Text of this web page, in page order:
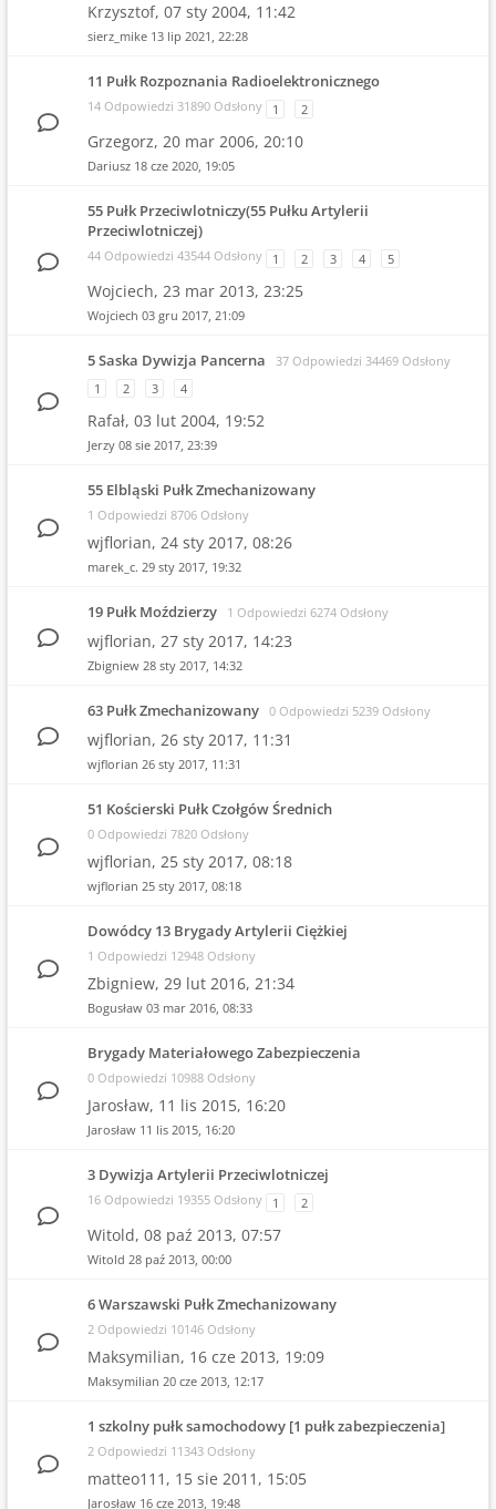
Krzysztof, 07 sty 2004, 11:42
sierz_mike 13 lip 2021, 22:28
11 Pułk Rozpoznania Radioelektronicznego
14 Odpowiedzi 31890 Odsłony 1 2
Grzegorz, 20 mar 2006, 20:10
Dariusz 18 cze 2020, 19:05
55 Pułk Przeciwlotniczy(55 Pułku Artylerii
Przeciwlotniczej)
44 Odpowiedzi 43544 Odsłony 1 2 3 4 5
Wojciech, 23 mar 2013, 23:25
Wojciech 03 gru 2017, 21:09
5 Saska Dywizja Pancerna
37 Odpowiedzi 34469 Odsłony
1
2 3 4
Rafał, 03 lut 2004, 19:52
Jerzy 08 sie 2017, 23:39
55 Elbląski Pułk Zmechanizowany
1 Odpowiedzi 8706 Odsłony
wjflorian, 24 sty 2017, 08:26
marek_c. 29 sty 2017, 19:32
19 Pułk Moździerzy 1 Odpowiedzi 6274 Odsłony
wjflorian, 27 sty 2017, 14:23
Zbigniew 28 sty 2017, 14:32
63 Pułk Zmechanizowany 0 Odpowiedzi 5239 Odsłony
wjflorian, 26 sty 2017, 11:31
wjflorian 26 sty 2017, 11:31
51 Kościerski Pułk Czołgów Średnich
0 Odpowiedzi 7820 Odsłony
wjflorian, 25 sty 2017, 08:18
wjflorian 25 sty 2017, 08:18
Dowódcy 13 Brygady Artylerii Ciężkiej
1 Odpowiedzi 12948 Odsłony
Zbigniew, 29 lut 2016, 21:34
Bogusław 03 mar 2016, 08:33
Brygady Materiałowego Zabezpieczenia
0 Odpowiedzi 10988 Odsłony
Jarosław, 11 lis 2015, 16:20
Jarosław 11 lis 2015, 16:20
3 Dywizja Artylerii Przeciwlotniczej
16 Odpowiedzi 19355 Odsłony 1 2
Witold, 08 paź 2013, 07:57
Witold 28 paź 2013, 00:00
6 Warszawski Pułk Zmechanizowany
2 Odpowiedzi 10146 Odsłony
Maksymilian, 16 cze 2013, 19:09
Maksymilian 20 cze 2013, 12:17
1 szkolny pułk samochodowy [1 pułk zabezpieczenia]
2 Odpowiedzi 11343 Odsłony
matteo111, 15 sie 2011, 15:05
Jarosław 16 cze 2013, 19:48